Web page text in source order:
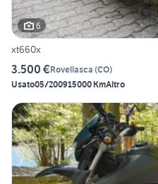
6
xt660x
3.500 €Rovellasca (CO)
Usato05/200915000 KmAltro